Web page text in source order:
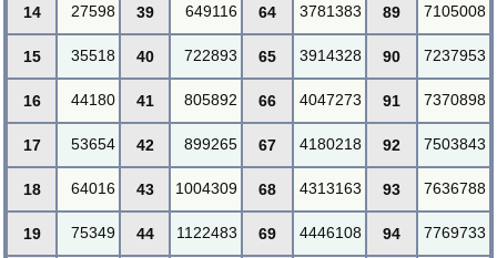
14 27598 39 649116 64 3781383 89 7105008
15 35518 40 722893 65 3914328 90 7237953
16 44180 41 805892 66 4047273 91 7370898
17 53654 42 899265 67 4180218 92 7503843
18 64016 43 1004309 68 4313163 93 7636788
19 75349 44 1122483 69 4446108 94 7769733